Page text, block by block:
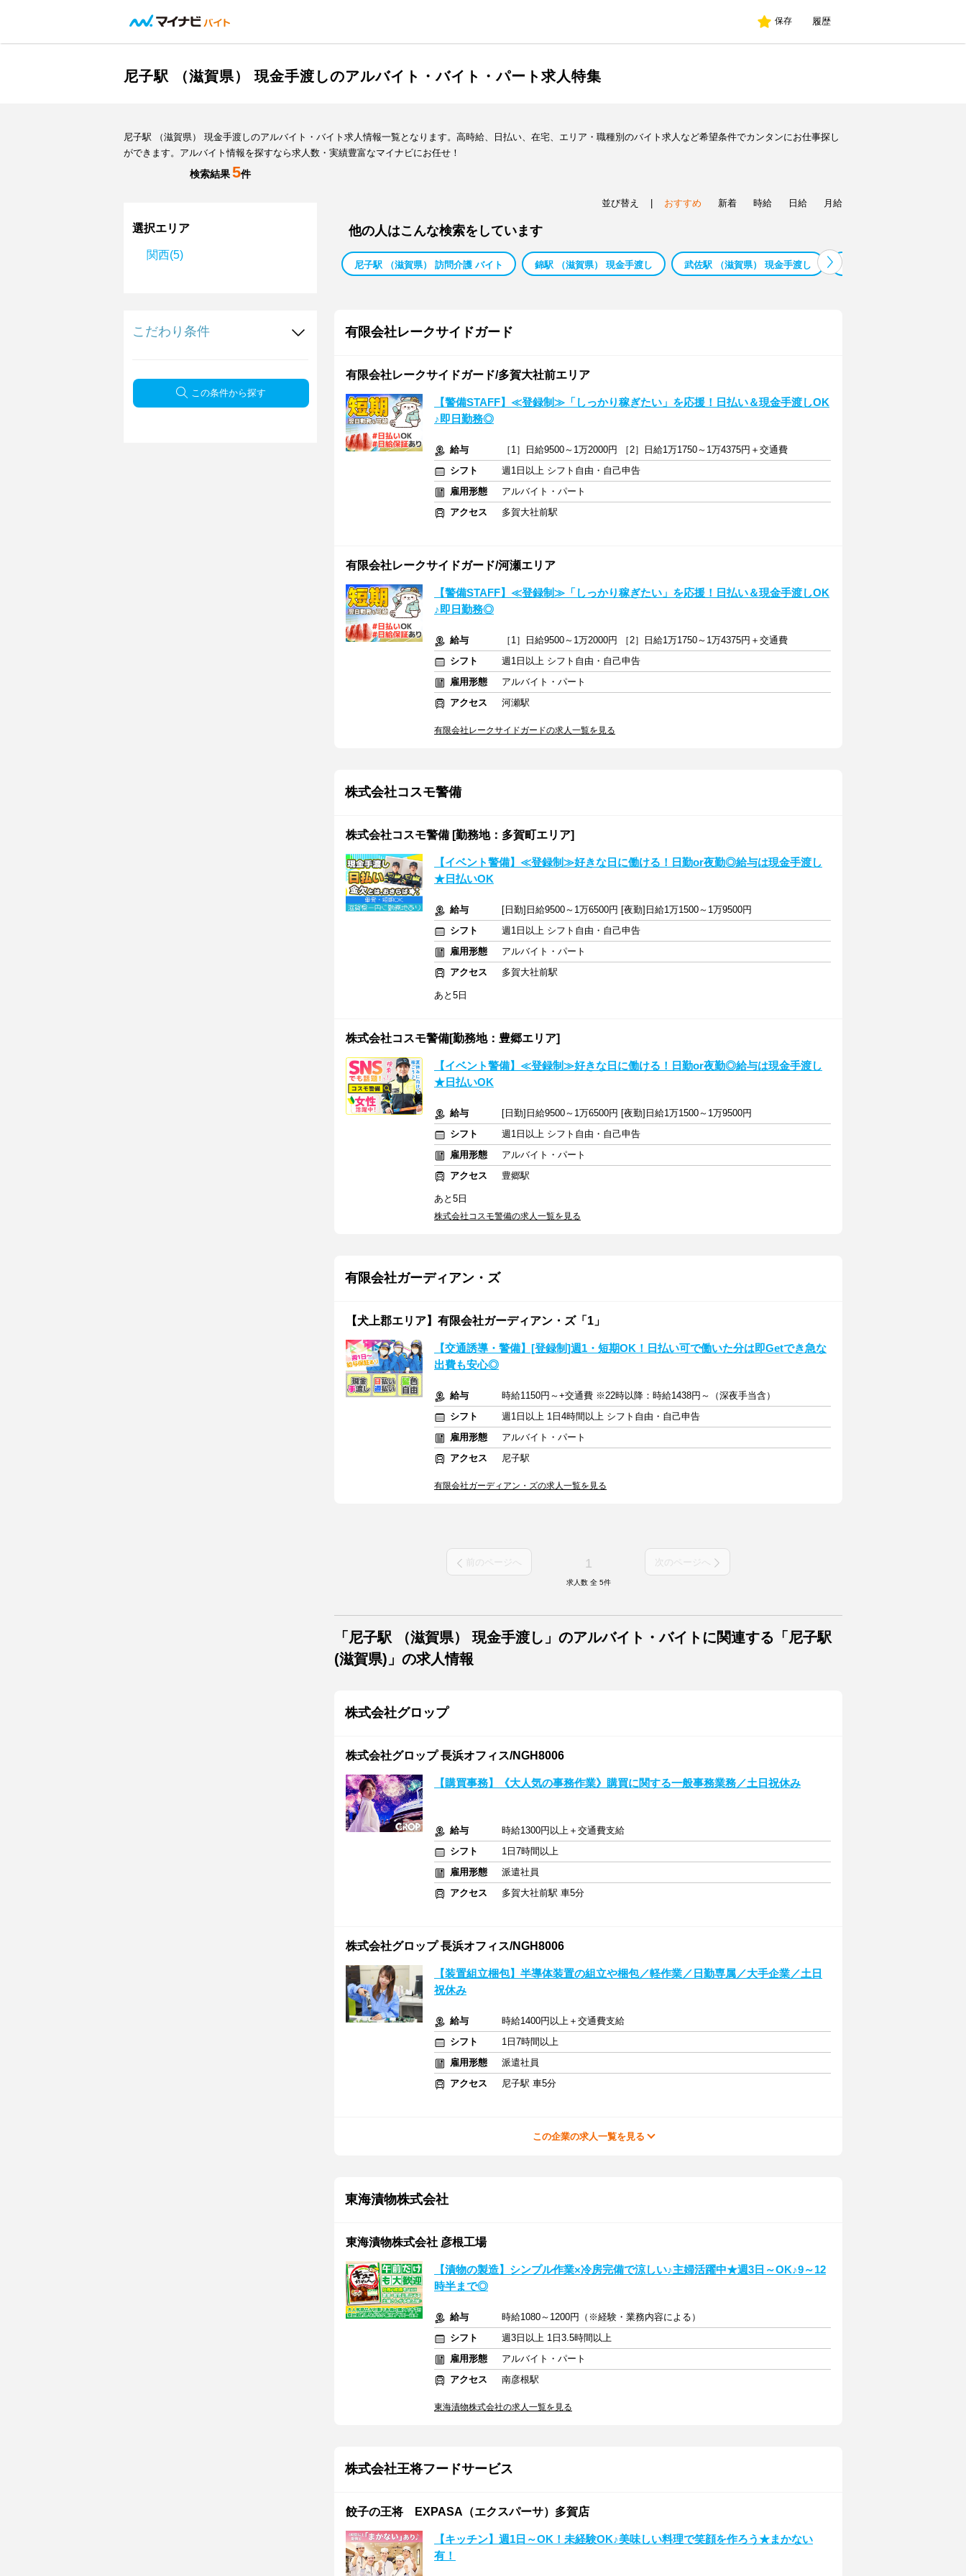
保存 履歴
尼子駅 （滋賀県） 現金手渡しのアルバイト・バイト・パート求人特集
尼子駅 （滋賀県） 現金手渡しのアルバイト・バイト求人情報一覧となります。高時給、日払い、在宅、エリア・職種別のバイト求人など希望条件でカンタンにお仕事探し
ができます。アルバイト情報を探すなら求人数・実績豊富なマイナビにお任せ！
検索結果5件
選択エリア
関西(5)
こだわり条件
この条件から探す
並び替え おすすめ 新着 時給 日給 月給
他の人はこんな検索をしています
尼子駅 （滋賀県） 訪問介護 バイト 錦駅 （滋賀県） 現金手渡し 武佐駅 （滋賀県） 現金手渡し
有限会社レークサイドガード
有限会社レークサイドガード/多賀大社前エリア
【警備STAFF】≪登録制≫「しっかり稼ぎたい」を応援！日払い＆現金手渡しOK
♪即日勤務◎
給与
［1］日給9500～1万2000円 ［2］日給1万1750～1万4375円＋交通費
シフト
週1日以上 シフト自由・自己申告
雇用形態
アルバイト・パート
アクセス
多賀大社前駅
有限会社レークサイドガード/河瀬エリア
【警備STAFF】≪登録制≫「しっかり稼ぎたい」を応援！日払い＆現金手渡しOK
♪即日勤務◎
給与
［1］日給9500～1万2000円 ［2］日給1万1750～1万4375円＋交通費
シフト
週1日以上 シフト自由・自己申告
雇用形態
アルバイト・パート
アクセス
河瀬駅
有限会社レークサイドガードの求人一覧を見る
株式会社コスモ警備
株式会社コスモ警備 [勤務地：多賀町エリア]
【イベント警備】≪登録制≫好きな日に働ける！日勤or夜勤◎給与は現金手渡し
★日払いOK
給与
[日勤]日給9500～1万6500円 [夜勤]日給1万1500～1万9500円
シフト
週1日以上 シフト自由・自己申告
雇用形態
アルバイト・パート
アクセス
多賀大社前駅
あと5日
株式会社コスモ警備[勤務地：豊郷エリア]
【イベント警備】≪登録制≫好きな日に働ける！日勤or夜勤◎給与は現金手渡し
★日払いOK
給与
[日勤]日給9500～1万6500円 [夜勤]日給1万1500～1万9500円
シフト
週1日以上 シフト自由・自己申告
雇用形態
アルバイト・パート
アクセス
豊郷駅
あと5日
株式会社コスモ警備の求人一覧を見る
有限会社ガーディアン・ズ
【犬上郡エリア】有限会社ガーディアン・ズ「1」
【交通誘導・警備】[登録制]週1・短期OK！日払い可で働いた分は即Getでき急な
出費も安心◎
給与
時給1150円～+交通費 ※22時以降：時給1438円～（深夜手当含）
シフト
週1日以上 1日4時間以上 シフト自由・自己申告
雇用形態
アルバイト・パート
アクセス
尼子駅
有限会社ガーディアン・ズの求人一覧を見る
前のページへ 1 次のページへ
求人数 全 5件
「尼子駅 （滋賀県） 現金手渡し」のアルバイト・バイトに関連する「尼子駅
(滋賀県)」の求人情報
株式会社グロップ
株式会社グロップ 長浜オフィス/NGH8006
【購買事務】《大人気の事務作業》購買に関する一般事務業務／土日祝休み
給与
時給1300円以上＋交通費支給
シフト
1日7時間以上
雇用形態
派遣社員
アクセス
多賀大社前駅 車5分
株式会社グロップ 長浜オフィス/NGH8006
【装置組立梱包】半導体装置の組立や梱包／軽作業／日勤専属／大手企業／土日
祝休み
給与
時給1400円以上＋交通費支給
シフト
1日7時間以上
雇用形態
派遣社員
アクセス
尼子駅 車5分
この企業の求人一覧を見る
東海漬物株式会社
東海漬物株式会社 彦根工場
【漬物の製造】シンプル作業×冷房完備で涼しい♪主婦活躍中★週3日～OK♪9～12
時半まで◎
給与
時給1080～1200円（※経験・業務内容による）
シフト
週3日以上 1日3.5時間以上
雇用形態
アルバイト・パート
アクセス
南彦根駅
東海漬物株式会社の求人一覧を見る
株式会社王将フードサービス
餃子の王将 EXPASA（エクスパーサ）多賀店
【キッチン】週1日～OK！未経験OK♪美味しい料理で笑顔を作ろう★まかない
有！